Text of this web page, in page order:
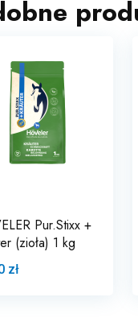
Pur.Stixx +
(zioła) 1 kg
zł